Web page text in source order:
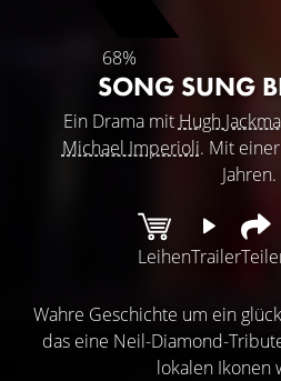
68%
SONG SUNG
Ein Drama mit Hugh
Michael Imperioli. Mit
Jahren.
LeihenTrailer
Wahre Geschichte um ein
das eine Neil-Diamond-
lokalen Ikonen